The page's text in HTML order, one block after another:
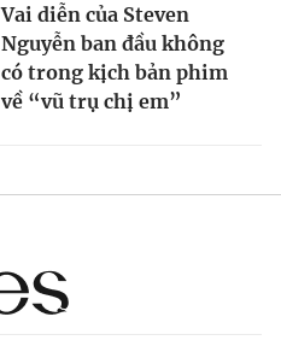
Vai diễn của Steven
Nguyễn ban đầu không
có trong kịch bản phim
về “vũ trụ chị em”